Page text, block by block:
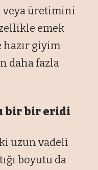
veya üretimini
emek
hazır giyim
daha fazla
bir bir eridi
uzun vadeli
boyutu da